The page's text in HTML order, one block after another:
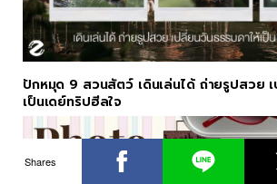
ปักหมุด 9 สวนสัตว์ เดินเล่นได้ ถ่ายรูปสวย
เป็นเดย์ทริปฮีลใจ
Shares